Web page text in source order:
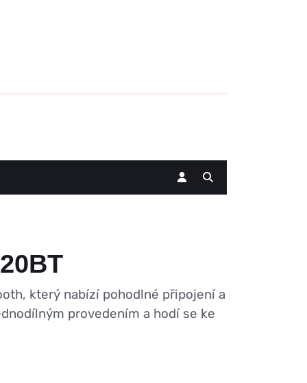
který nabízí pohodlné připojení a
provedením a hodí se ke